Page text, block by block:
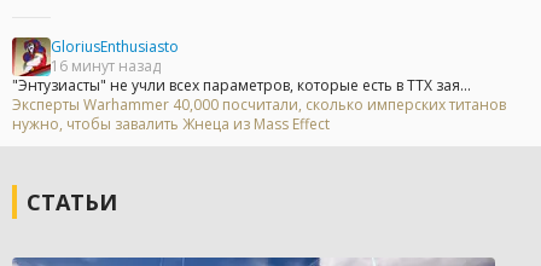
GloriusEnthusiasto
16 минут назад
"Энтузиасты" не учли всех параметров, которые есть в ТТХ зая...
Эксперты Warhammer 40,000 посчитали, сколько имперских титанов
нужно, чтобы завалить Жнеца из Mass Effect
СТАТЬИ